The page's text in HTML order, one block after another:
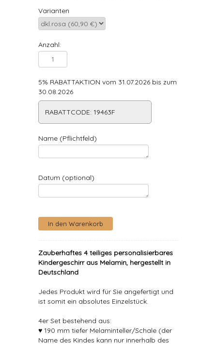
Varianten
Anzahl:
5% RABATTAKTION vom 31.07.2026 bis zum
30.08.2026
RABATTCODE: 19463F
Name (Pflichtfeld)
Datum (optional)
Zauberhaftes 4 teiliges personalisierbares
Kindergeschirr aus Melamin, hergestellt in
Deutschland
Jedes Produkt wird für Sie angefertigt und
ist somit ein absolutes Einzelstück.
4er Set bestehend aus:
♥ 190 mm tiefer Melaminteller/Schale (der
Name des Kindes kann nur innerhalb des